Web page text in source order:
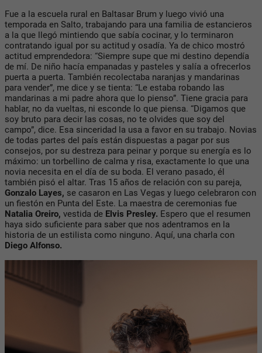
Fue a la escuela rural en Baltasar Brum y luego vivió una
temporada en Salto, trabajando para una familia de estancieros
a la que llegó mintiendo que sabía cocinar, y lo terminaron
contratando igual por su actitud y osadía. Ya de chico mostró
actitud emprendedora: “Siempre supe que mi destino dependía
de mí. De niño hacía empanadas y pasteles y salía a ofrecerlos
puerta a puerta. También recolectaba naranjas y mandarinas
para vender”, me dice y se tienta: “Le estaba robando las
mandarinas a mi padre ahora que lo pienso”. Tiene gracia para
hablar, no da vueltas, ni esconde lo que piensa. “Digamos que
soy bruto para decir las cosas, no te olvides que soy del
campo”, dice. Esa sinceridad la usa a favor en su trabajo. Novias
de todas partes del país están dispuestas a pagar por sus
consejos, por su destreza para peinar y porque su energía es lo
máximo: un torbellino de calma y risa, exactamente lo que una
novia necesita en el día de su boda. El verano pasado, él
también pisó el altar. Tras 15 años de relación con su pareja,
Gonzalo Layes, se casaron en Las Vegas y luego celebraron con
un fiestón en Punta del Este. La maestra de ceremonias fue
Natalia Oreiro, vestida de Elvis Presley. Espero que el resumen
haya sido suficiente para saber que nos adentramos en la
historia de un estilista como ninguno. Aquí, una charla con
Diego Alfonso.